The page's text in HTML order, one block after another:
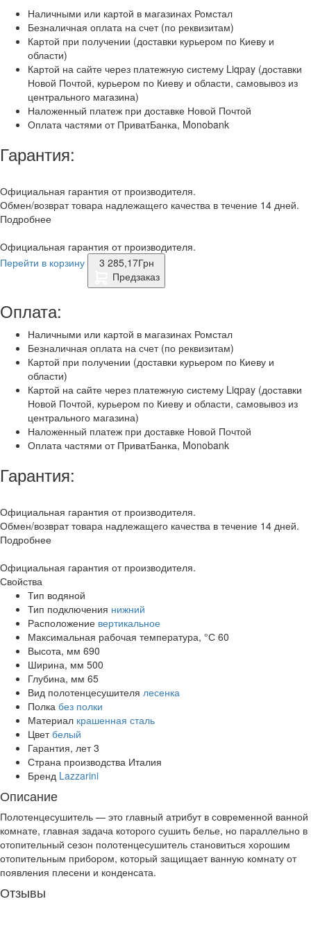
Наличными или картой в магазинах Ромстал
Безналичная оплата на счет (по реквизитам)
Картой при получении (доставки курьером по Киеву и
области)
Картой на сайте через платежную систему Liqpay (доставки
Новой Почтой, курьером по Киеву и области, самовывоз из
центрального магазина)
Наложенный платеж при доставке Новой Почтой
Оплата частями от ПриватБанка, Monobank
Гарантия:
Официальная гарантия от производителя.
Обмен/возврат товара надлежащего качества в течение 14 дней.
Подробнее
Официальная гарантия от производителя.
Перейти в корзину
3 285,17Грн
Предзаказ
Оплата:
Наличными или картой в магазинах Ромстал
Безналичная оплата на счет (по реквизитам)
Картой при получении (доставки курьером по Киеву и
области)
Картой на сайте через платежную систему Liqpay (доставки
Новой Почтой, курьером по Киеву и области, самовывоз из
центрального магазина)
Наложенный платеж при доставке Новой Почтой
Оплата частями от ПриватБанка, Monobank
Гарантия:
Официальная гарантия от производителя.
Обмен/возврат товара надлежащего качества в течение 14 дней.
Подробнее
Официальная гарантия от производителя.
Свойства
Тип водяной
Тип подключения нижний
Расположение вертикальное
Максимальная рабочая температура, °С 60
Высота, мм 690
Ширина, мм 500
Глубина, мм 65
Вид полотенцесушителя лесенка
Полка без полки
Материал крашенная сталь
Цвет белый
Гарантия, лет 3
Страна производства Италия
Бренд Lazzarini
Описание
Полотенцесушитель — это главный атрибут в современной ванной
комнате, главная задача которого сушить белье, но параллельно в
отопительный сезон полотенцесушитель становиться хорошим
отопительным прибором, который защищает ванную комнату от
появления плесени и конденсата.
Отзывы